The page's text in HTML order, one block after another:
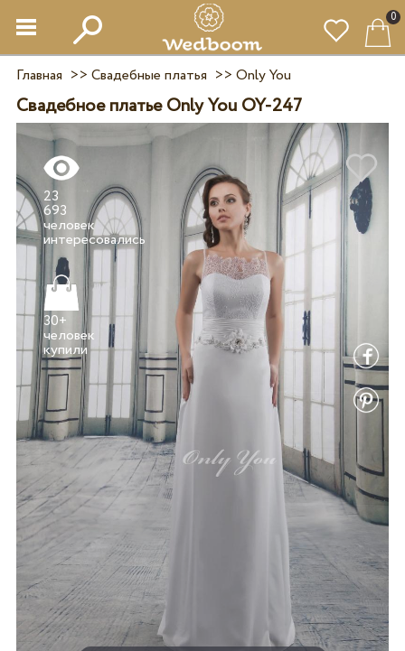
0
Главная >> Свадебные платья >> Only You
Свадебное платье Only You OY-247
23
693
человек
30+
человек